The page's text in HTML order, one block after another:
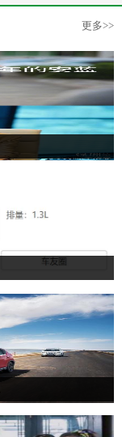
更多>>